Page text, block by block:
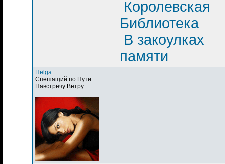
Королевская
Библиотека
В закоулках
памяти
Helga
Спешащий по Пути
Навстречу Ветру